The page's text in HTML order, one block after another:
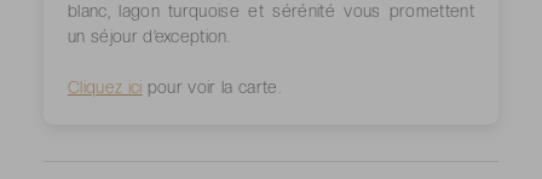
blanc, lagon turquoise et sérénité vous promettent
un séjour d’exception.
Cliquez ici pour voir la carte.